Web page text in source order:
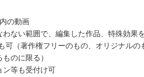
の動画
ない範囲で、編集した作品、特殊効果を
可（著作権フリーのもの、オリジナルの
のに限る）
等も受付け可